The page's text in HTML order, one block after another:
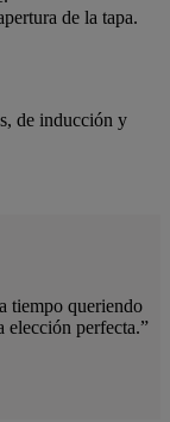
de la tapa.
de inducción y
tiempo queriendo
elección perfecta.”